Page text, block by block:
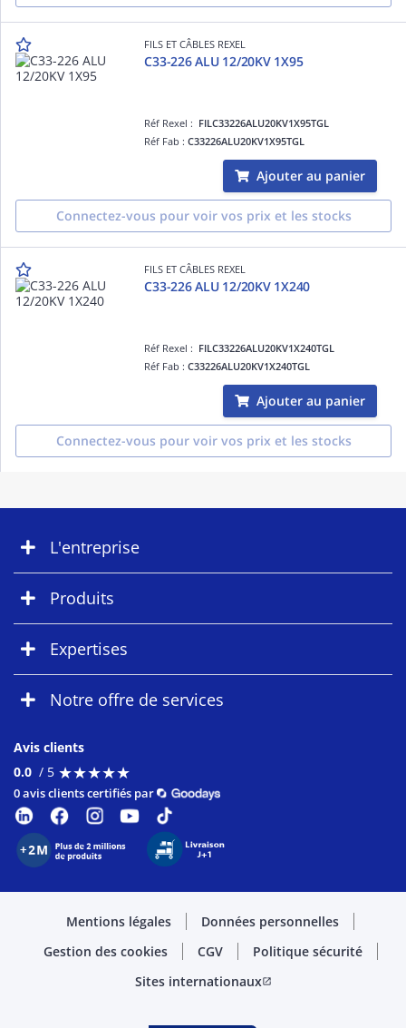
FILS ET CÂBLES REXEL
C33-226 ALU 12/20KV 1X95
Réf Rexel : FILC33226ALU20KV1X95TGL
Réf Fab :C33226ALU20KV1X95TGL
Ajouter au panier
Connectez-vous pour voir vos prix et les stocks
FILS ET CÂBLES REXEL
C33-226 ALU 12/20KV 1X240
Réf Rexel : FILC33226ALU20KV1X240TGL
Réf Fab :C33226ALU20KV1X240TGL
Ajouter au panier
Connectez-vous pour voir vos prix et les stocks
L'entreprise
Produits
Expertises
Notre offre de services
Avis clients
0.0 / 5 ★★★★★
★★★★★
0 avis clients certifiés par
Mentions légales
Données personnelles
Gestion des cookies
CGV
Politique sécurité
Sites internationauxopen_in_new